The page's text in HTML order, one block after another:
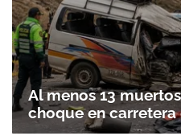
Al menos 13
choque en carretera